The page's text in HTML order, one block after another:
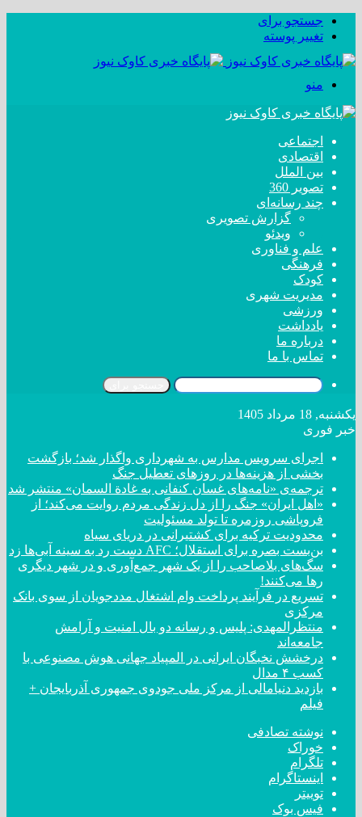
جستجو برای
تغییر پوسته
منو
اجتماعی
اقتصادی
بین الملل
تصویر 360
چند رسانه‌ای
گزارش تصویری
ویدئو
علم و فناوری
فرهنگی
کودک
مدیریت شهری
ورزشی
یادداشت
درباره ما
تماس با ما
یکشنبه, 18 مرداد 1405
خبر فوری
اجرای سرویس مدارس به شهرداری واگذار شد؛ بازگشت
بخشی از هزینه‌ها در روزهای تعطیل جنگ
ترجمه‌ی «نامه‌های غسان کنفانی به غادة السمان» منتشر شد
«اهل ایران» جنگ را از دل زندگی مردم روایت می‌کند؛ از
فروپاشی روزمره تا تولد مسئولیت
محدودیت ترکیه برای کشتیرانی در دریای سیاه
بن‌بست بصره برای استقلال؛ AFC دست رد به سینه آبی‌ها زد
سگ‌های بلاصاحب را از یک شهر جمع‌آوری و در شهر دیگری
رها می‌کنند!
تسریع در فرآیند پرداخت وام اشتغال مددجویان از سوی بانک
مرکزی
منتظرالمهدی: پلیس و رسانه دو بال امنیت و آرامش
جامعه‌اند
درخشش نخبگان ایرانی در المپیاد جهانی هوش مصنوعی با
کسب ۴ مدال
بازدید دنیامالی از مرکز ملی جودوی جمهوری آذربایجان +
فیلم
نوشته تصادفی
خوراک
تلگرام
اینستاگرام
توییتر
فیس بوک